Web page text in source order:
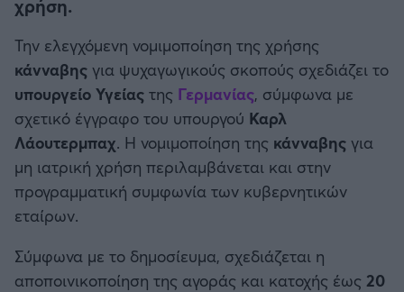
Αστέρας Τρίπολης
Παναιτωλικός
Καλαμάτα
Μπαρτσελόνα
χρήση.
Την ελεγχόμενη νομιμοποίηση της χρήσης
κάνναβης για ψυχαγωγικούς σκοπούς σχεδιάζει το
υπουργείο Υγείας της Γερμανίας, σύμφωνα με
σχετικό έγγραφο του υπουργού Καρλ
Λάουτερμπαχ. Η νομιμοποίηση της κάνναβης για
μη ιατρική χρήση περιλαμβάνεται και στην
προγραμματική συμφωνία των κυβερνητικών
εταίρων.
Σύμφωνα με το δημοσίευμα, σχεδιάζεται η
αποποινικοποίηση της αγοράς και κατοχής έως 20